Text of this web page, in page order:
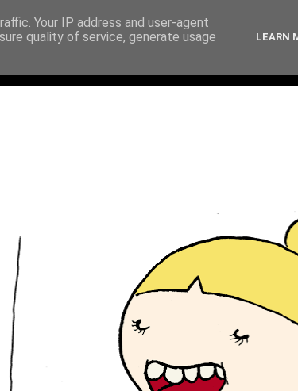
Your IP address and user-agent
quality of service, generate usage
LEARN